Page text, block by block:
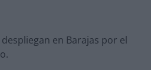
en Barajas por el